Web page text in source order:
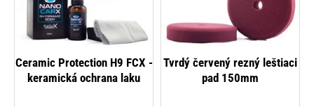
-12%
Ceramic Protection H9 FCX -
keramická ochrana laku
Tvrdý červený rezný leštiaci
pad 150mm